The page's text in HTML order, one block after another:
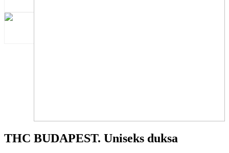
THC BUDAPEST. Uniseks duksa